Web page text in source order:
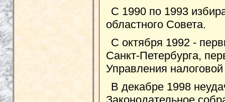
С 1990 по 1993
областного Совета.
С октября 1992 -
Санкт-Петербурга,
Управления
В декабре 1998